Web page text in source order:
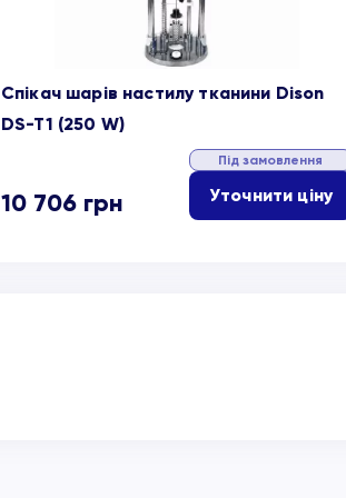
Спікач шарів настилу тканини Dison
DS-T1 (250 W)
10 706 грн
Під замовлення
Уточнити ціну